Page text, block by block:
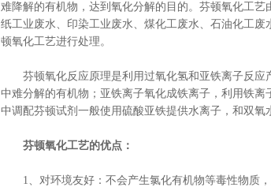
难降解的有机物，达到氧化分解的目的。芬顿氧化工
纸工业废水、印染工业废水、煤化工废水、石油化工
顿氧化工艺进行处理。
芬顿氧化反应原理是利用过氧化氢和亚铁离子反应
中难分解的有机物；亚铁离子氧化成铁离子，利用铁
中调配芬顿试剂一般使用硫酸亚铁提供水离子，和双氧
芬顿氧化工艺的优点：
1、对环境友好：不会产生氯化有机物等毒性物质，